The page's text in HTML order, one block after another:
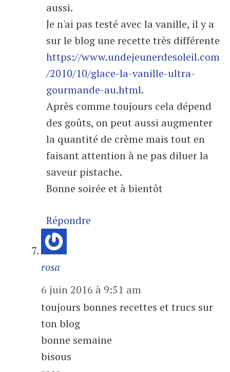
aussi.
Je n'ai pas testé avec la vanille, il y a
sur le blog une recette très différente
https://www.undejeunerdesoleil.com
/2010/10/glace-la-vanille-ultra-
gourmande-au.html.
Après comme toujours cela dépend
des goûts, on peut aussi augmenter
la quantité de crème mais tout en
faisant attention à ne pas diluer la
saveur pistache.
Bonne soirée et à bientôt
Répondre
rosa
6 juin 2016 à 9:51 am
toujours bonnes recettes et trucs sur
ton blog
bonne semaine
bisous